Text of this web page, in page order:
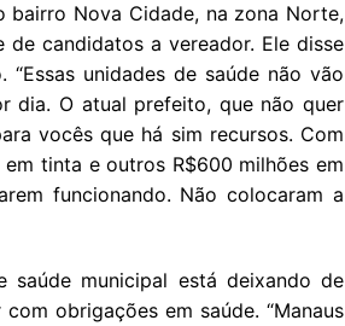
bairro Nova Cidade, na zona Norte,
candidatos a vereador. Ele disse
unidades de saúde não vão
dia. O atual prefeito, que não quer
vocês que há sim recursos. Com
tinta e outros R$600 milhões em
funcionando. Não colocaram a
saúde municipal está deixando de
obrigações em saúde. “Manaus